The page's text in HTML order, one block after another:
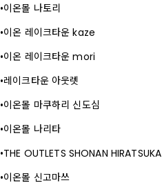
이온몰 나토리
이온 레이크타운 kaze
이온 레이크타운 mori
레이크타운 아웃렛
이온몰 마쿠하리 신도심
이온몰 나리타
THE OUTLETS SHONAN HIRATSUKA
이온몰 신고마쓰